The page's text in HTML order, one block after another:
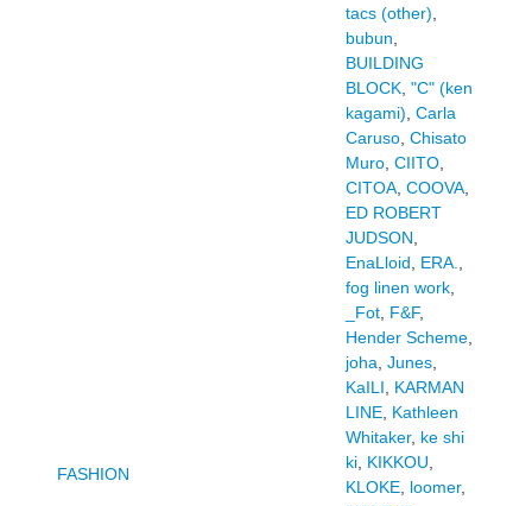
FASHION
tacs (other)
bubun
BUILDING
BLOCK, "C" (ken
kagami) Carla
Caruso, Chisato
Muro, CIITO,
CITOA, COOVA,
ED ROBERT
JUDSON
EnaLloid
ERA.
fog linen work,
_Fot, F&F,
Hender Scheme,
joha Junes,
KaILI
KARMAN
LINE, Kathleen
Whitaker, ke shi
ki, KIKKOU
KLOKE, loomer,